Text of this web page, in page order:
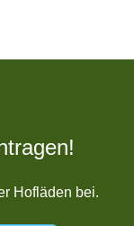
Hofläden bei.